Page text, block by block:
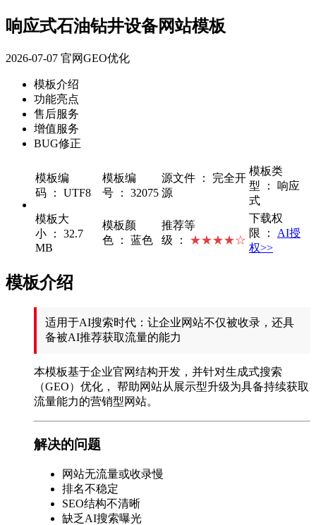
响应式石油钻井设备网站模板
2026-07-07 官网GEO优化
模板介绍
功能亮点
售后服务
增值服务
BUG修正
模板编
码 ： UTF8
模板编
号 ： 32075
源文件 ： 完全开
源
模板类
型 ： 响应
式
模板大
小 ： 32.7
MB
模板颜
色 ： 蓝色
推荐等
级 ： ★★★★☆
下载权
限 ： AI授
权>>
模板介绍
适用于AI搜索时代：让企业网站不仅被收录，还具
备被AI推荐获取流量的能力
本模板基于企业官网结构开发，并针对生成式搜索
（GEO）优化， 帮助网站从展示型升级为具备持续获取
流量能力的营销型网站。
解决的问题
网站无流量或收录慢
排名不稳定
SEO结构不清晰
缺乏AI搜索曝光